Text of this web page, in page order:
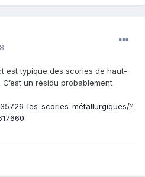
est typique des scories de haut-
un résidu probablement
les-scories-métallurgiques/?